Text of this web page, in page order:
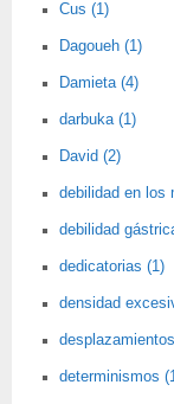
Cus (1)
Dagoueh (1)
Damieta (4)
darbuka (1)
David (2)
debilidad en los
debilidad
dedicatorias (1)
densidad
determinismos